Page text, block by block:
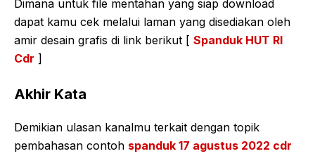
Dimana untuk file mentahan yang siap download
dapat kamu cek melalui laman yang disediakan oleh
amir desain grafis di link berikut [ Spanduk HUT RI
Cdr ]
Akhir Kata
Demikian ulasan kanalmu terkait dengan topik
pembahasan contoh spanduk 17 agustus 2022 cdr